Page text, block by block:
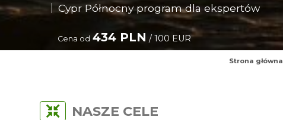
Cypr Północny program dla ekspertów
Cena od 434 PLN / 100 EUR
Strona główna
NASZE CELE